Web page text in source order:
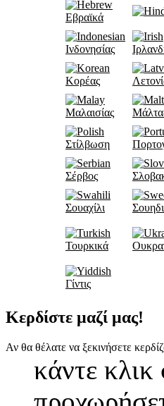
Εβραϊκά
Ινδονησίας
Κορέας
Μαλαισίας
Στίλβωση
Σέρβος
Σουαχίλι
Τουρκικά
Γίντις
Κερδίστε μαζί μας!
Αν θα θέλατε να ξεκινήσετε
κάντε